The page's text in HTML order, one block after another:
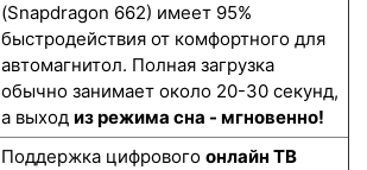
(Snapdragon 662) имеет 95%
быстродействия от комфортного для
автомагнитол. Полная загрузка
обычно занимает около 20-30 секунд,
а выход из режима сна - мгновенно!
Поддержка цифрового онлайн ТВ